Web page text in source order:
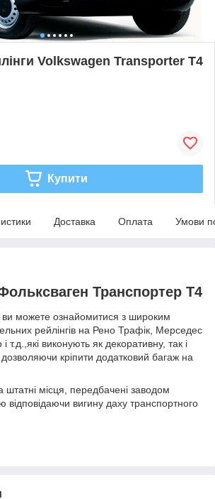
Volkswagen Transporter T4
Купити
Доставка Оплата Умови
Транспортер Т4
можете ознайомитися з широким
рейлінгів на Рено Трафік, Мерседес
т.д.,які виконують як декоративну, так і
кріпити додатковий багаж на
місця, передбачені заводом
відповідаючи вигину даху транспортного